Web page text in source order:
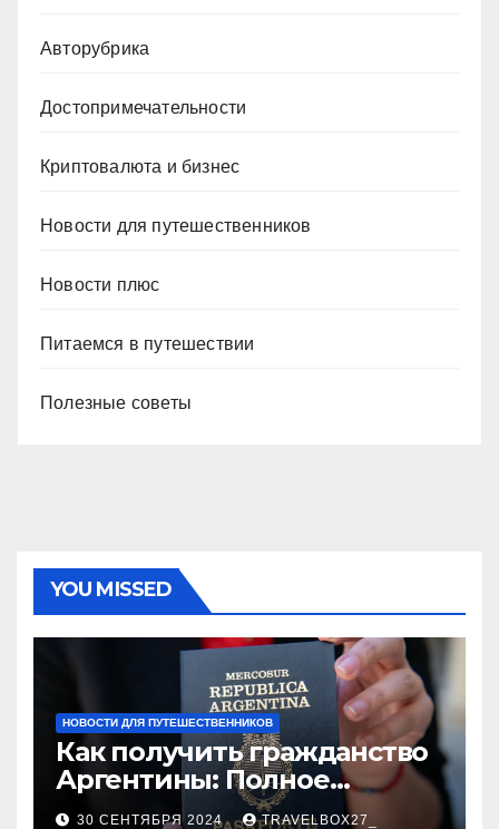
Авторубрика
Достопримечательности
Криптовалюта и бизнес
Новости для путешественников
Новости плюс
Питаемся в путешествии
Полезные советы
YOU MISSED
НОВОСТИ ДЛЯ ПУТЕШЕСТВЕННИКОВ
Как получить гражданство
Аргентины: Полное
руководство
30 СЕНТЯБРЯ 2024 TRAVELBOX27_